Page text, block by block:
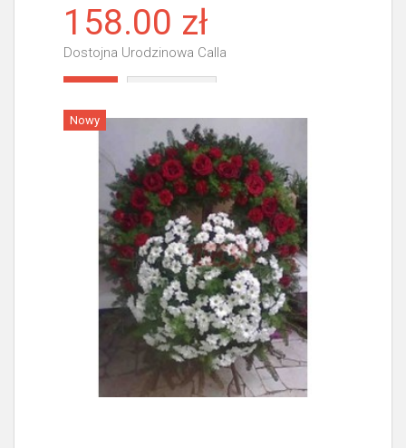
158.00 zł
Dostojna Urodzinowa Calla
Nowy